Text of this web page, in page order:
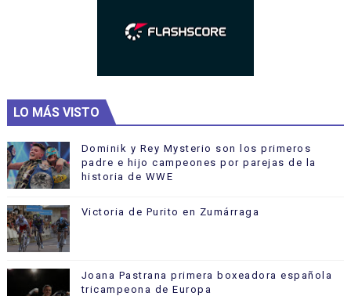
LO MÁS VISTO
Dominik y Rey Mysterio son los primeros
padre e hijo campeones por parejas de la
historia de WWE
Victoria de Purito en Zumárraga
Joana Pastrana primera boxeadora española
tricampeona de Europa